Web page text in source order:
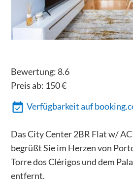
Bewertung: 8.6
Preis ab: 150€
Verfügbarkeit auf
Das City Center 2BR Flat w/
begrüßt Sie im Herzen von
Torre dos Clérigos und dem
entfernt.